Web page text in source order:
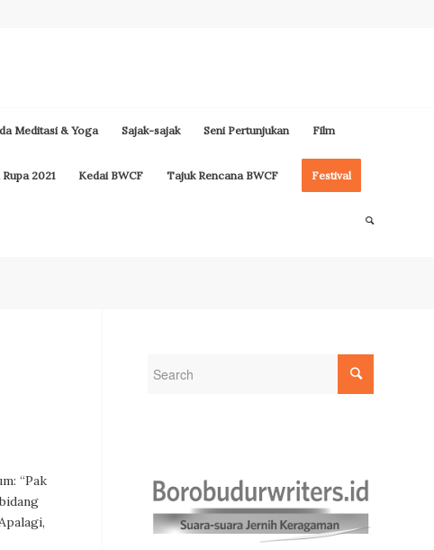
Meditasi & Yoga Sajak-sajak Seni Pertunjukan Film
2021 Kedai BWCF Tajuk Rencana BWCF Festival
“Pak